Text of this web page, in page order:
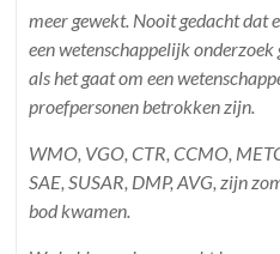
meer gewekt. Nooit gedacht dat
een wetenschappelijk
als het gaat om een
proefpersonen betrokken zijn.
WMO, VGO, CTR, CCMO,
SAE, SUSAR, DMP, AVG, zijn
bod kwamen.